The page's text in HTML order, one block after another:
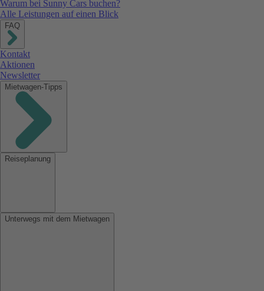
Warum bei Sunny Cars buchen?
Alle Leistungen auf einen Blick
FAQ
Kontakt
Aktionen
Newsletter
Mietwagen-Tipps
Reiseplanung
Unterwegs mit dem Mietwagen